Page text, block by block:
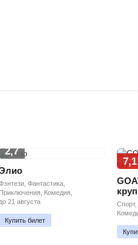
2,7
Фантастика,
Приключения, Комедия,
до 21 августа
Купить билет
7,1